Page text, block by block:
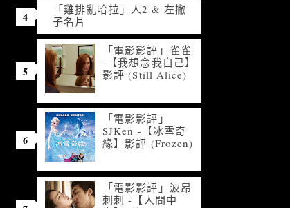
「雞排亂哈拉」人2 & 左撇
子名片
「電影影評」雀雀
-【我想念我自己】
影評 (Still Alice)
「電影影評」
SJKen -【冰雪奇
緣】影評 (Frozen)
「電影影評」波昂
刺刺 -【人間中